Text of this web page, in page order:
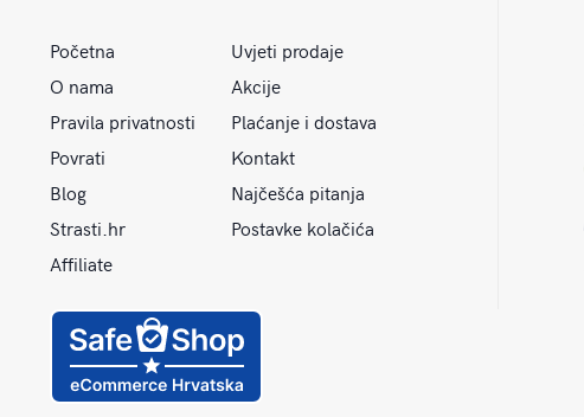
Početna
Uvjeti prodaje
O nama
Akcije
Pravila privatnosti
Plaćanje i dostava
Povrati
Kontakt
Blog
Najčešća pitanja
Strasti.hr
Postavke kolačića
Affiliate